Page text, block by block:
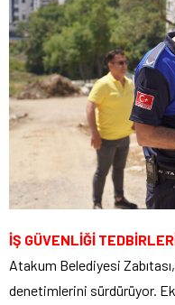
İŞ GÜVENLİĞİ
Atakum Belediyesi
denetimlerini sürdürüyor.